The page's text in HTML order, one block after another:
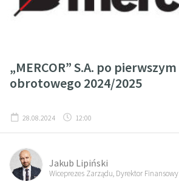
„MERCOR” S.A. po
obrotowego 2024/2025
28.08.2024 12:00
Jakub Lipiński
Wiceprezes Zarządu, Dyrektor Finansowy